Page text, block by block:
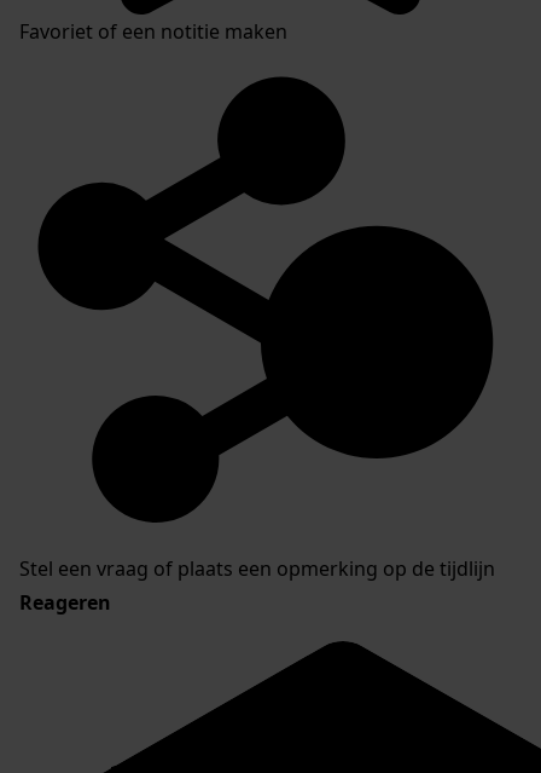
Favoriet of een notitie maken
Stel een vraag of plaats een opmerking op de tijdlijn
Reageren